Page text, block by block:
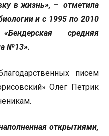
в жизнь», – отметила
и с 1995 по 2010
средняя
№13».
писем
Олег Петрик
открытиями,